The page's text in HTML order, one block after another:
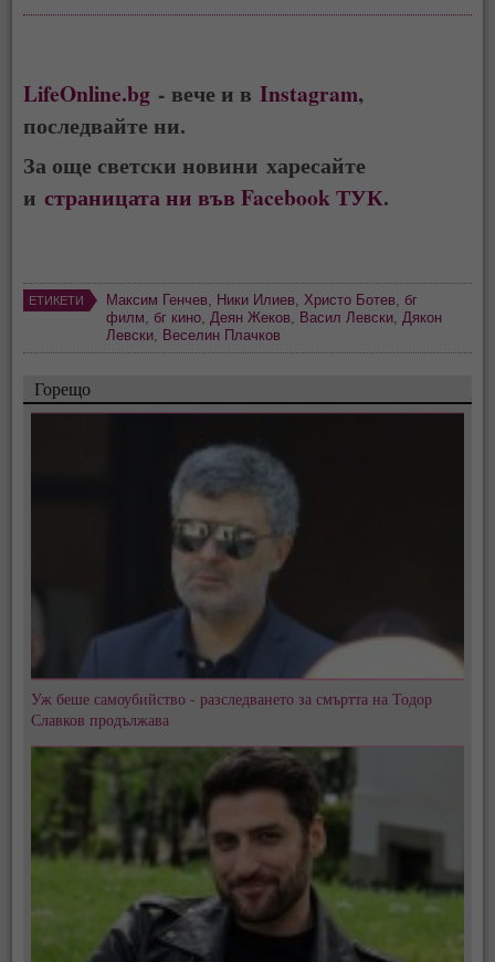
LifeOnline.bg - вече и вInstagram,
последвайте ни.
За още светски новини харесайте
истраницата ни във Facebook ТУК.
ЕТИКЕТИ Максим Генчев Ники Илиев Христо Ботев
бг
филм
бг кино Деян Жеков Васил Левски Дякон
Левски
Веселин Плачков
Горещо
Уж беше самоубийство - разследването за смъртта на Тодор
Славков продължава